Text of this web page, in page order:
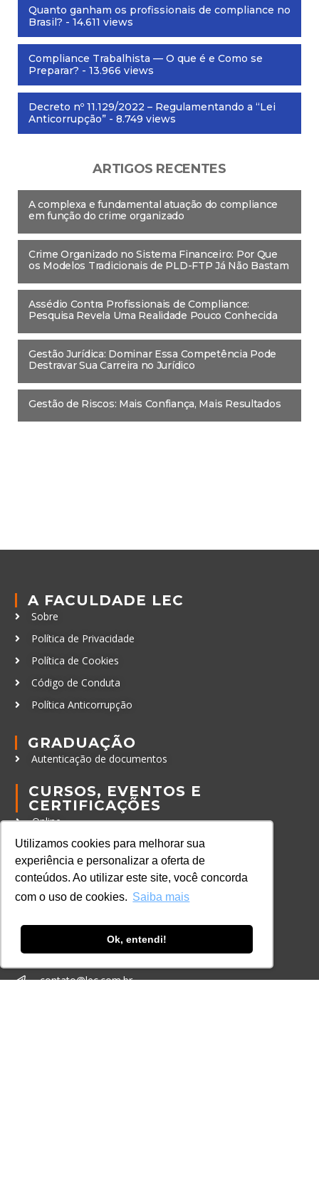
Utilizamos cookies para melhorar sua
experiência e personalizar a oferta de
conteúdos. Ao utilizar este site, você concorda
com o uso de cookies. Saiba mais
Ok, entendi!
Quanto ganham os profissionais de compliance no
Brasil? - 14.611 views
Compliance Trabalhista — O que é e Como se
Preparar? - 13.966 views
Decreto nº 11.129/2022 – Regulamentando a “Lei
Anticorrupção” - 8.749 views
ARTIGOS RECENTES
A complexa e fundamental atuação do compliance
em função do crime organizado
Crime Organizado no Sistema Financeiro: Por Que
os Modelos Tradicionais de PLD-FTP Já Não Bastam
Assédio Contra Profissionais de Compliance:
Pesquisa Revela Uma Realidade Pouco Conhecida
Gestão Jurídica: Dominar Essa Competência Pode
Destravar Sua Carreira no Jurídico
Gestão de Riscos: Mais Confiança, Mais Resultados
A FACULDADE LEC
Sobre
Política de Privacidade
Política de Cookies
Código de Conduta
Política Anticorrupção
GRADUAÇÃO
Autenticação de documentos
CURSOS, EVENTOS E
CERTIFICAÇÕES
Online
In Company
Eventos
+55 11 3259-2837
+55 11 98924-8322
contato@lec.com.br